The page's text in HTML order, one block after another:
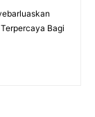
Bagi